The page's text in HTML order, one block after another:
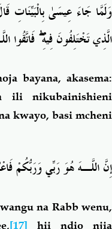
وَلَمَّا جَاءَ عِيسَىٰ بِالْبَيِّنَاتِ
الَّذِي تَخْتَلِفُونَ فِيهِۖفَاتَّقُوا
bayana, akasema:
ili nikubainishieni
kwayo, basi mcheni
إِنَّ اللَّـهَ هُوَ رَبِّي وَرَبُّكُمْ
na Rabb wenu,
[17] hii ndio njia